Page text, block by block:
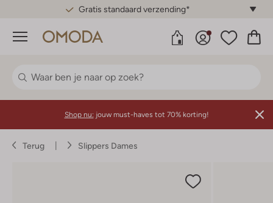
Gratis standaard verzending*
Menu
Shop nu: jouw must-haves tot 70% korting!
Terug Slippers Dames